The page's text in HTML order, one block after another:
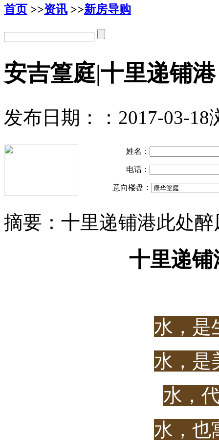
首页 >>资讯 >>新房导购
安吉篁庭|十里递铺
发布日期：：2017-03-18
姓名：
电话：
意向楼盘：
摘要： 十里递铺港此处
十里递
水，是
水，是
水，
水，也